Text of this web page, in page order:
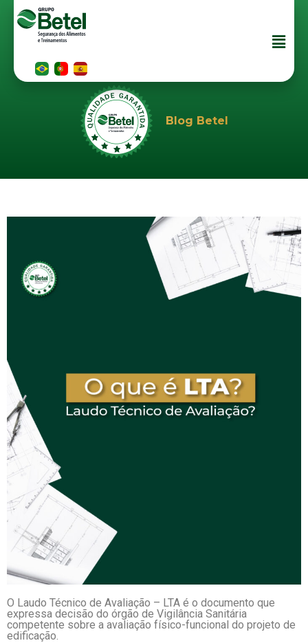
Blog Betel
O Laudo Técnico de Avaliação – LTA é o documento que
expressa decisão do órgão de Vigilância Sanitária
competente sobre a avaliação físico-funcional do projeto de
edificação.